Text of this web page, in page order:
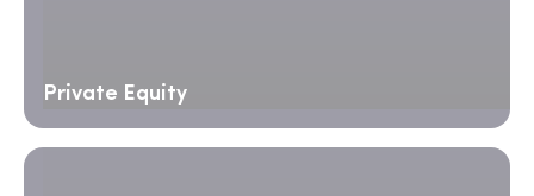
Private Equity